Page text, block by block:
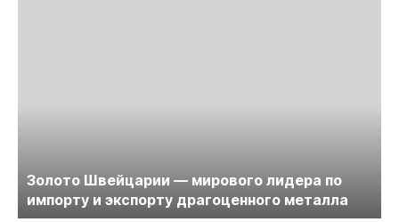
Золото Швейцарии — мирового лидера по
импорту и экспорту драгоценного металла